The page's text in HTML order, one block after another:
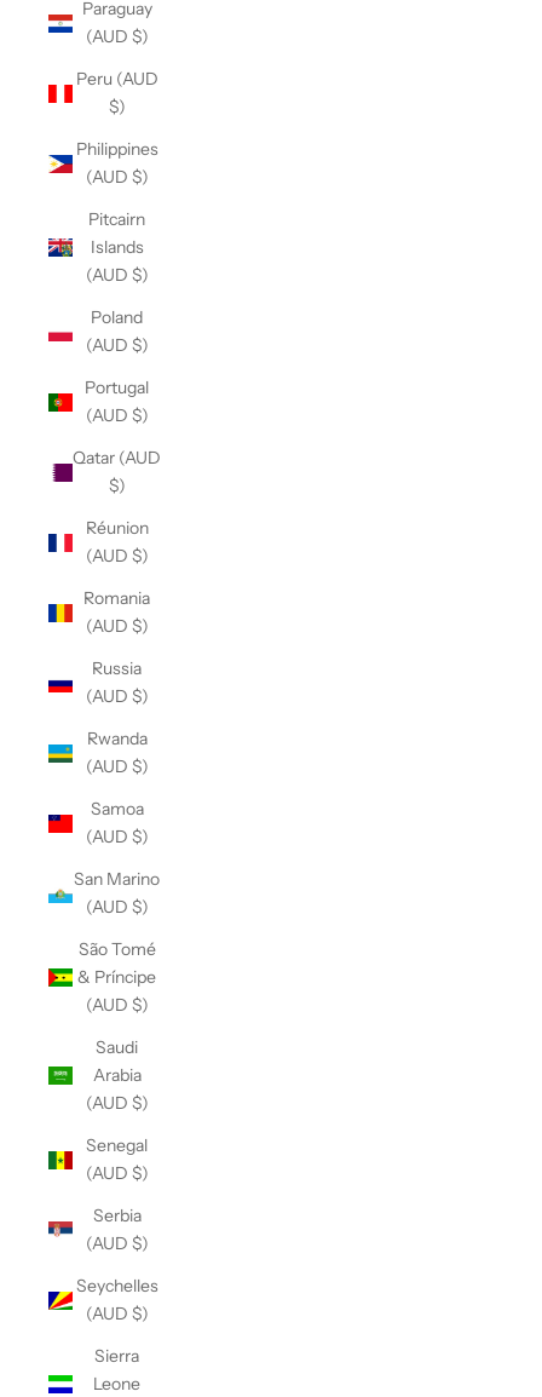
Paraguay
(AUD $)
Peru (AUD
$)
Philippines
(AUD $)
Pitcairn
Islands
(AUD $)
Poland
(AUD $)
Portugal
(AUD $)
Qatar (AUD
$)
Réunion
(AUD $)
Romania
(AUD $)
Russia
(AUD $)
Rwanda
(AUD $)
Samoa
(AUD $)
San Marino
(AUD $)
São Tomé
& Príncipe
(AUD $)
Saudi
Arabia
(AUD $)
Senegal
(AUD $)
Serbia
(AUD $)
Seychelles
(AUD $)
Sierra
Leone